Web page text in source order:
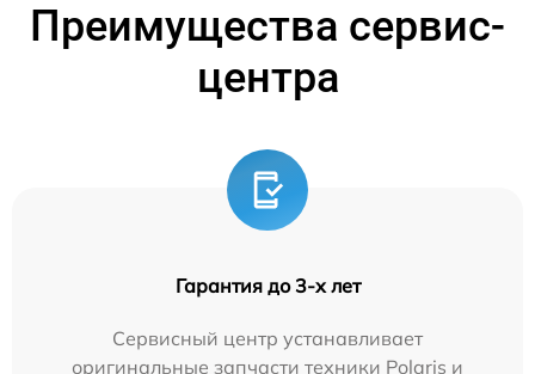
Преимущества сервис-
центра
Гарантия до 3-х лет
Сервисный центр устанавливает
оригинальные запчасти техники Polaris и